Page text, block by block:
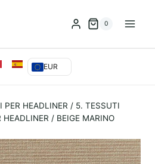
0
EUR
PER HEADLINER / 5. TESSUTI
HEADLINER / BEIGE MARINO